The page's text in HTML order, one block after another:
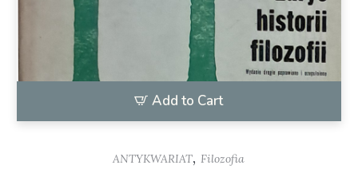
Add to Cart
ANTYKWARIAT,Filozofia